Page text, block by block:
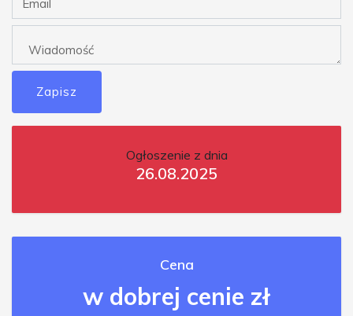
Zapisz
Ogłoszenie z dnia
26.08.2025
Cena
w dobrej cenie zł